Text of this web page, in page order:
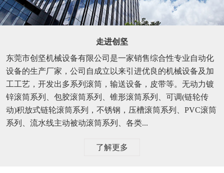
走进创坚
东莞市创坚机械设备有限公司是一家销售综合性专业自动化
设备的生产厂家，公司自成立以来引进优良的机械设备及加
工工艺，开发出多系列滚筒，输送设备，皮带等。无动力镀
锌滚筒系列、包胶滚筒系列、锥形滚筒系列、可调(链轮传
动)积放式链轮滚筒系列，不锈钢，压槽滚筒系列、PVC滚筒
系列、流水线主动被动滚筒系列、各类...
了解更多